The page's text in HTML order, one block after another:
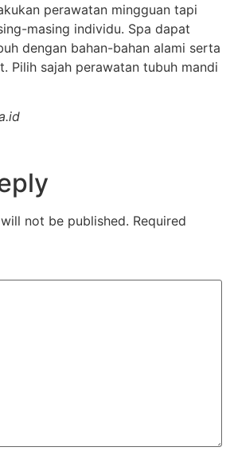
perawatan mingguan tapi
masing individu. Spa dapat
dengan bahan-bahan alami serta
Pilih sajah perawatan tubuh mandi
not be published. Required